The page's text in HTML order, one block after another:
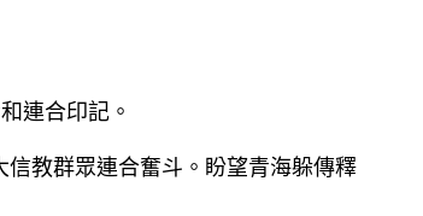
連合印記。
教群眾連合奮斗。盼望青海躲傳釋